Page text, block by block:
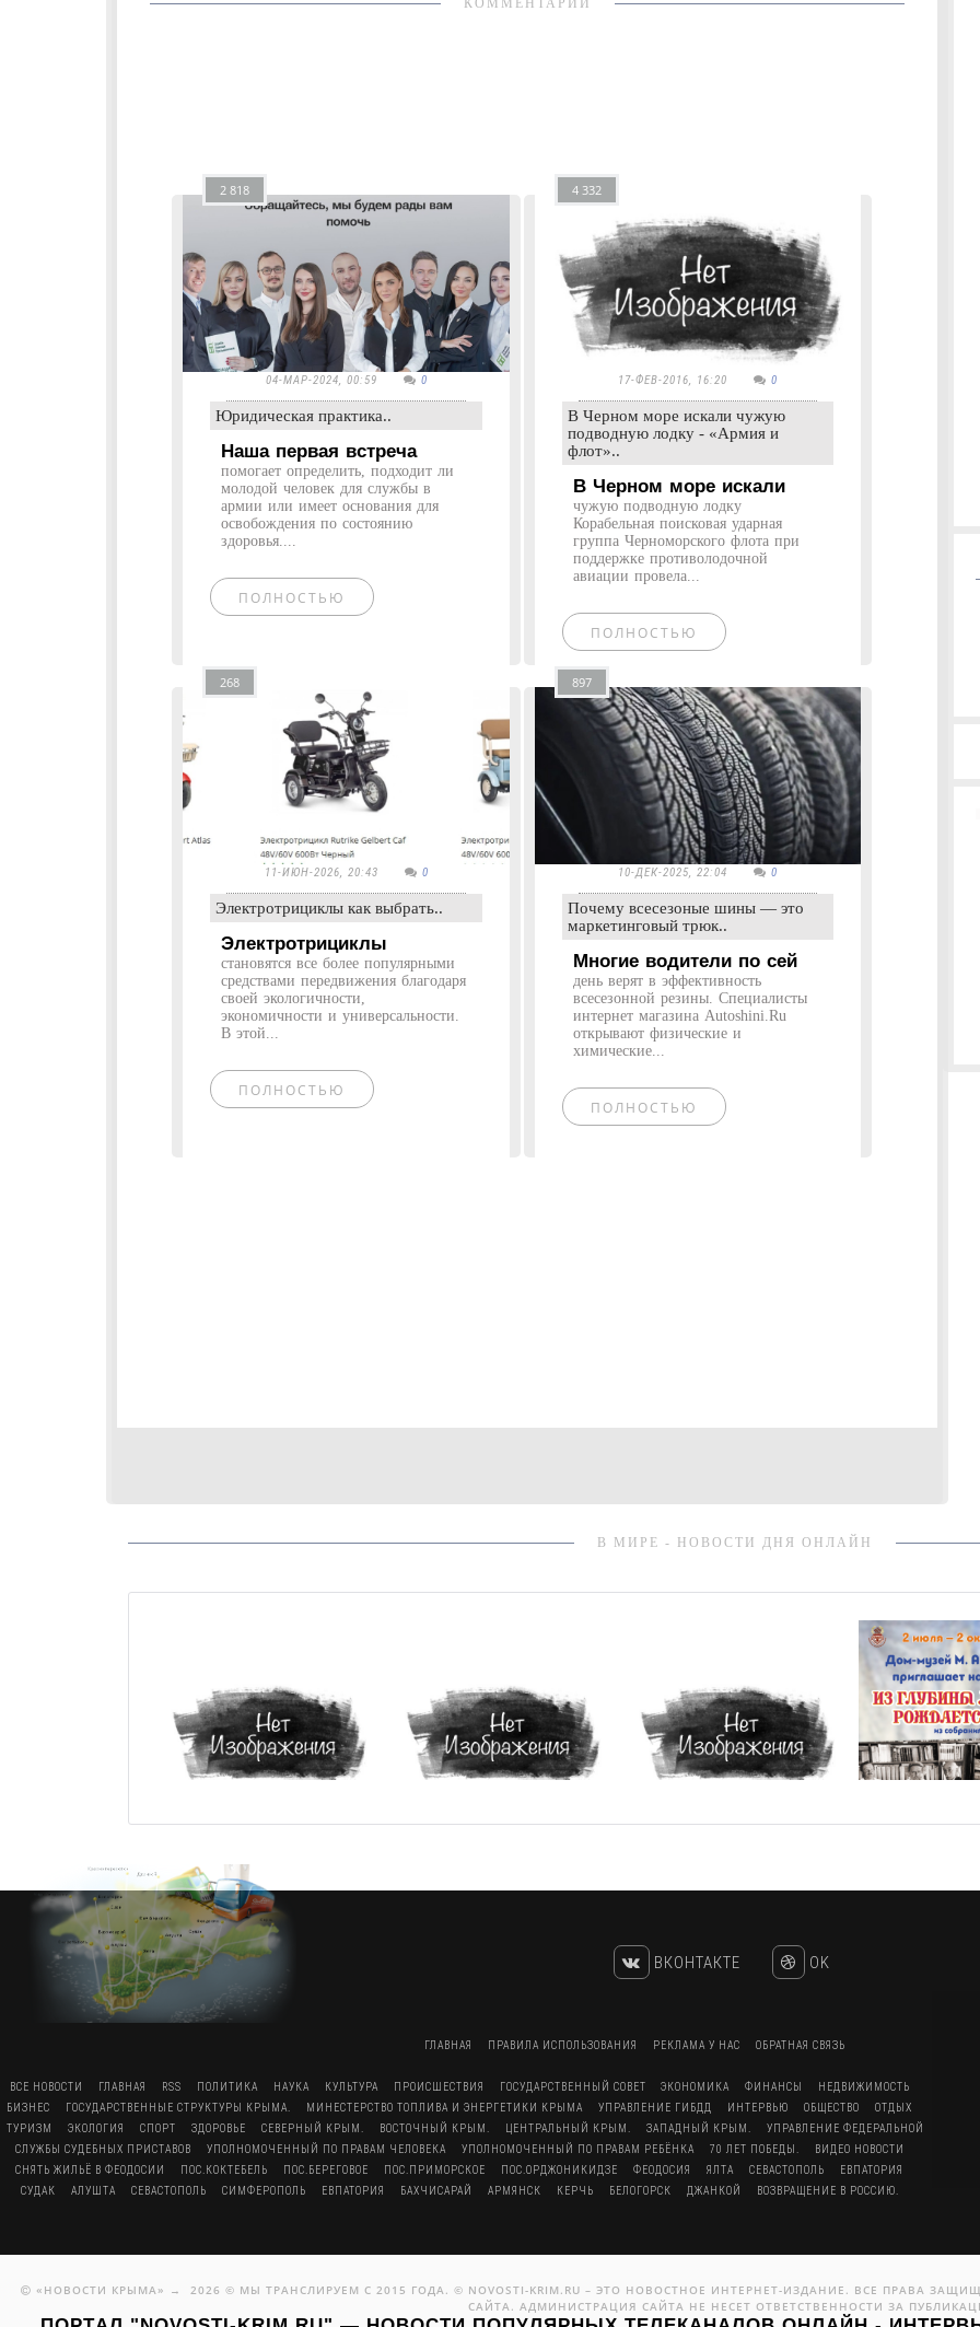
2 818
04-МАР-2024, 00:59 0
Юридическая практика..
Наша первая встреча
помогает определить, подходит ли
молодой человек для службы в
армии или имеет основания для
освобождения по состоянию
здоровья....
ПОЛНОСТЬЮ
4 332
17-ФЕВ-2016, 16:20 0
В Черном море искали чужую
подводную лодку - «Армия и
флот»..
В Черном море искали
чужую подводную лодку
Корабельная поисковая ударная
группа Черноморского флота при
поддержке противолодочной
авиации провела...
ПОЛНОСТЬЮ
268
11-ИЮН-2026, 20:43 0
Электротрициклы как выбрать..
Электротрициклы
становятся все более популярными
средствами передвижения благодаря
своей экологичности,
экономичности и универсальности.
В этой...
ПОЛНОСТЬЮ
897
10-ДЕК-2025, 22:04 0
Почему всесезоные шины — это
маркетинговый трюк..
Многие водители по сей
день верят в эффективность
всесезонной резины. Специалисты
интернет магазина Autoshini.Ru
открывают физические и
химические...
ПОЛНОСТЬЮ
В МИРЕ - НОВОСТИ ДНЯ ОНЛАЙН
ВКОНТАКТЕ OK
ГЛАВНАЯ ПРАВИЛА ИСПОЛЬЗОВАНИЯ РЕКЛАМА У НАС ОБРАТНАЯ СВЯЗЬ
ВСЕ НОВОСТИ ГЛАВНАЯ RSS ПОЛИТИКА НАУКА КУЛЬТУРА ПРОИСШЕСТВИЯ ГОСУДАРСТВЕННЫЙ СОВЕТ ЭКОНОМИКА ФИНАНСЫ
НЕДВИЖИМОСТЬ
БИЗНЕС
ГОСУДАРСТВЕННЫЕ СТРУКТУРЫ КРЫМА. МИНЕСТЕРСТВО ТОПЛИВА И ЭНЕРГЕТИКИ КРЫМА УПРАВЛЕНИЕ ГИБДД ИНТЕРВЬЮ ОБЩЕСТВО
ОТДЫХ
ТУРИЗМ
ЭКОЛОГИЯ СПОРТ ЗДОРОВЬЕ СЕВЕРНЫЙ КРЫМ. ВОСТОЧНЫЙ КРЫМ. ЦЕНТРАЛЬНЫЙ КРЫМ. ЗАПАДНЫЙ КРЫМ.
УПРАВЛЕНИЕ ФЕДЕРАЛЬНОЙ
СЛУЖБЫ СУДЕБНЫХ ПРИСТАВОВ
УПОЛНОМОЧЕННЫЙ ПО ПРАВАМ ЧЕЛОВЕКА УПОЛНОМОЧЕННЫЙ ПО ПРАВАМ РЕБЁНКА 70 ЛЕТ ПОБЕДЫ.
ВИДЕО НОВОСТИ
СНЯТЬ ЖИЛЬЁ В ФЕОДОСИИ
ПОС.КОКТЕБЕЛЬ ПОС.БЕРЕГОВОЕ ПОС.ПРИМОРСКОЕ ПОС.ОРДЖОНИКИДЗЕ ФЕОДОСИЯ ЯЛТА СЕВАСТОПОЛЬ
ЕВПАТОРИЯ
СУДАК
АЛУШТА СЕВАСТОПОЛЬ СИМФЕРОПОЛЬ ЕВПАТОРИЯ БАХЧИСАРАЙ АРМЯНСК КЕРЧЬ БЕЛОГОРСК ДЖАНКОЙ ВОЗВРАЩЕНИЕ В РОССИЮ.
«НОВОСТИ КРЫМА» → 2026 © МЫ ТРАНСЛИРУЕМ С 2015 ГОДА. © NOVOSTI-KRIM.RU – ЭТО НОВОСТНОЕ ИНТЕРНЕТ-ИЗДАНИЕ. ВСЕ ПРАВА
САЙТА. АДМИНИСТРАЦИЯ САЙТА НЕ НЕСЕТ ОТВЕТСТВЕННОСТИ ЗА